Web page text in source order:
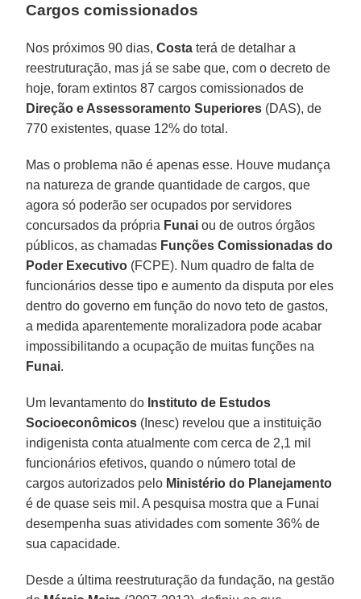
Cargos comissionados
Nos próximos 90 dias,Costa terá de detalhar a
reestruturação, mas já se sabe que, com o decreto de
hoje, foram extintos 87 cargos comissionados de
Direção e Assessoramento Superiores (DAS), de
770 existentes, quase 12% do total.
Mas o problema não é apenas esse. Houve mudança
na natureza de grande quantidade de cargos, que
agora só poderão ser ocupados por servidores
concursados da própria Funai ou de outros órgãos
públicos, as chamadas Funções Comissionadas do
Poder Executivo (FCPE). Num quadro de falta de
funcionários desse tipo e aumento da disputa por eles
dentro do governo em função do novo teto de gastos,
a medida aparentemente moralizadora pode acabar
impossibilitando a ocupação de muitas funções na
Funai.
Um levantamento do Instituto de Estudos
Socioeconômicos (Inesc) revelou que a instituição
indigenista conta atualmente com cerca de 2,1 mil
funcionários efetivos, quando o número total de
cargos autorizados pelo Ministério do Planejamento
é de quase seis mil. A pesquisa mostra que a Funai
desempenha suas atividades com somente 36% de
sua capacidade.
Desde a última reestruturação da fundação, na gestão